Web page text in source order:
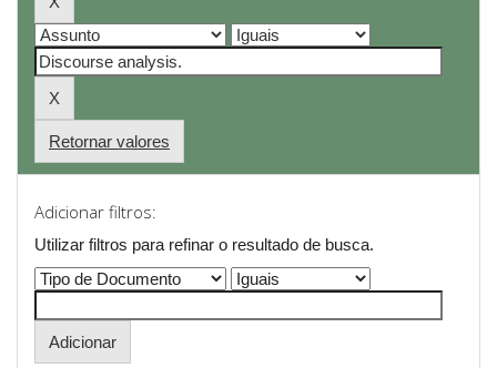
Retornar valores
Adicionar filtros:
Utilizar filtros para refinar o resultado de busca.